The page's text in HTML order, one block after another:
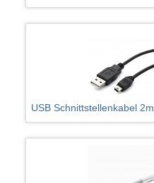
USB Schnittstellenkabel 2m